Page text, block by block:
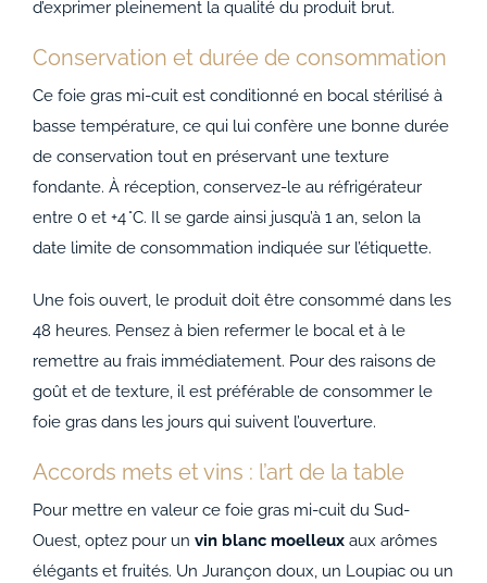
d’exprimer pleinement la qualité du produit brut.
Conservation et durée de consommation
Ce foie gras mi-cuit est conditionné en bocal stérilisé à
basse température, ce qui lui confère une bonne durée
de conservation tout en préservant une texture
fondante. À réception, conservez-le au réfrigérateur
entre 0 et +4 °C. Il se garde ainsi jusqu’à 1 an, selon la
date limite de consommation indiquée sur l’étiquette.
Une fois ouvert, le produit doit être consommé dans les
48 heures. Pensez à bien refermer le bocal et à le
remettre au frais immédiatement. Pour des raisons de
goût et de texture, il est préférable de consommer le
foie gras dans les jours qui suivent l’ouverture.
Accords mets et vins : l’art de la table
Pour mettre en valeur ce foie gras mi-cuit du Sud-
Ouest, optez pour un vin blanc moelleuxaux arômes
élégants et fruités. Un Jurançon doux, un Loupiac ou un